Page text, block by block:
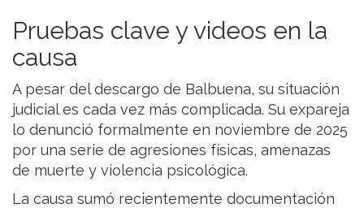
Pruebas clave y videos en la
causa
A pesar del descargo de Balbuena, su situación
judicial es cada vez más complicada. Su expareja
lo denunció formalmente en noviembre de 2025
por una serie de agresiones físicas, amenazas
de muerte y violencia psicológica.
La causa sumó recientemente documentación